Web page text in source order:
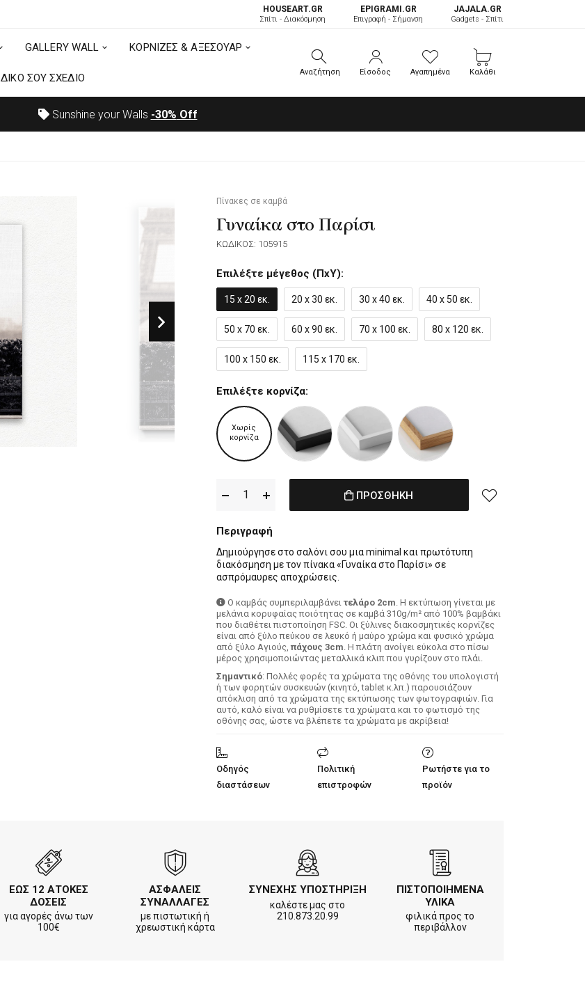
ΔΙΚΟ ΣΟΥ ΣΧΕΔΙΟ
HOUSEART.GR
Σπίτι - Διακόσμηση
ΕPIGRAMI.GR
Επιγραφή - Σήμανση
JAJALA.GR
Gadgets - Σπίτι
GALLERY WALL ΚΟΡΝΙΖΕΣ & ΑΞΕΣΟΥΑΡ
ΔΙΚΟ ΣΟΥ ΣΧΕΔΙΟ Αναζήτηση Είσοδος Αγαπημένα Καλάθι
Sunshine your Walls -30% Off
Πίνακες σε καμβά
Γυναίκα στο Παρίσι
ΚΩΔΙΚΟΣ: 105915
Επιλέξτε μέγεθος (ΠxΥ):
15 x 20 εκ. 20 x 30 εκ. 30 x 40 εκ. 40 x 50 εκ.
50 x 70 εκ. 60 x 90 εκ. 70 x 100 εκ. 80 x 120 εκ.
100 x 150 εκ. 115 x 170 εκ.
Επιλέξτε κορνίζα:
Χωρίς
κορνίζα
ΠΡΟΣΘΗΚΗ
Περιγραφή
Δημιούργησε στο σαλόνι σου μια minimal και πρωτότυπη
διακόσμηση με τον πίνακα «Γυναίκα στο Παρίσι» σε
ασπρόμαυρες αποχρώσεις.
Ο καμβάς συμπεριλαμβάνει τελάρο 2cm. H εκτύπωση γίνεται με
μελάνια κορυφαίας ποιότητας σε καμβά 310g/m² από 100% βαμβάκι
που διαθέτει πιστοποίηση FSC. Οι ξύλινες διακοσμητικές κορνίζες
είναι από ξύλο πεύκου σε λευκό ή μαύρο χρώμα και φυσικό χρώμα
από ξύλο Αγιούς, πάχους 3cm. Η πλάτη ανοίγει εύκολα στο πίσω
μέρος χρησιμοποιώντας μεταλλικά κλιπ που γυρίζουν στο πλάι.
Σημαντικό: Πολλές φορές τα χρώματα της οθόνης του υπολογιστή
ή των φορητών συσκευών (κινητό, tablet κ.λπ.) παρουσιάζουν
απόκλιση από τα χρώματα της εκτύπωσης των φωτογραφιών. Για
αυτό, καλό είναι να ρυθμίσετε τα χρώματα και το φωτισμό της
οθόνης σας, ώστε να βλέπετε τα χρώματα με ακρίβεια!
Οδηγός
διαστάσεων
Πολιτική
επιστροφών
Ρωτήστε για το
προϊόν
ΕΩΣ 12 ΑΤΟΚΕΣ
ΔΟΣΕΙΣ
για αγορές άνω των
100€
ΑΣΦΑΛΕΙΣ
ΣΥΝΑΛΛΑΓΕΣ
με πιστωτική ή
χρεωστική κάρτα
ΣΥΝΕΧΗΣ ΥΠΟΣΤΗΡΙΞΗ
καλέστε μας στο
210.873.20.99
ΠΙΣΤΟΠΟΙΗΜΕΝΑ
ΥΛΙΚΑ
φιλικά προς το
περιβάλλον